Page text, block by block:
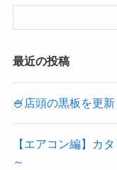
最近の投稿
🍧店頭の黒板を更
【エアコン編】カ
～